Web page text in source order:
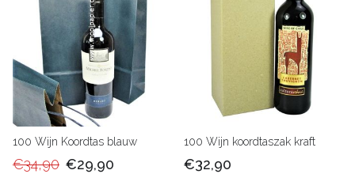
100 Wijn Koordtas blauw
€34,90 €29,90
100 Wijn koordtaszak kraft
€32,90